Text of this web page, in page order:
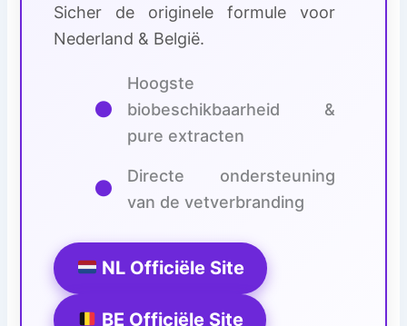
Sicher de originele formule voor
Nederland & België.
●
Hoogste
biobeschikbaarheid &
pure extracten
●
Directe ondersteuning
van de vetverbranding
NL Officiële Site
BE Officiële Site